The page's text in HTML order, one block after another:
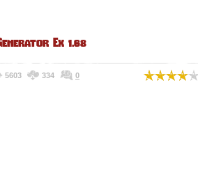
Ex 1.68
5603 334 0